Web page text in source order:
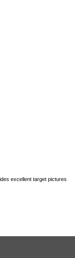
excellent target pictures